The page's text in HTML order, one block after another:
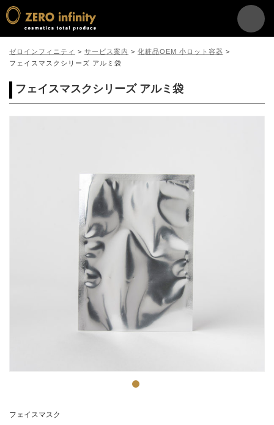
ゼロインフィニティ > サービス案内 > 化粧品OEM 小ロット容器 >
フェイスマスクシリーズ アルミ袋
フェイスマスクシリーズ アルミ袋
フェイスマスク